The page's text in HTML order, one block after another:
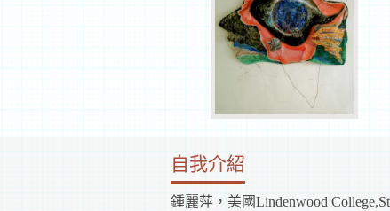
自我介紹
鍾麗萍，美國Lindenwood